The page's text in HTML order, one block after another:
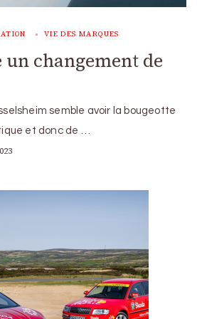
VIE DES MARQUES
un changement de
semble avoir la bougeotte
et donc de …